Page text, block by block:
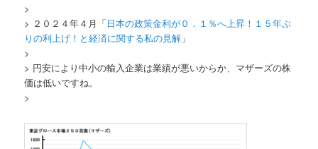
>
> ２０２４年４月「日本の政策金利が０．１％へ上昇！１５年ぶ
りの利上げ！と経済に関する私の見解 」
>
> 円安により中小の輸入企業は業績が悪いからか、マザーズの株
価は低いですね。
>